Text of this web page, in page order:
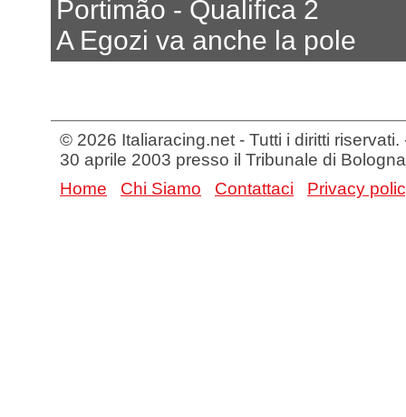
Portimão - Qualifica 2
A Egozi va anche la pole
© 2026 Italiaracing.net - Tutti i diritti
30 aprile 2003 presso il Tribunale di Bologna
Home
Chi Siamo Contattaci Privacy